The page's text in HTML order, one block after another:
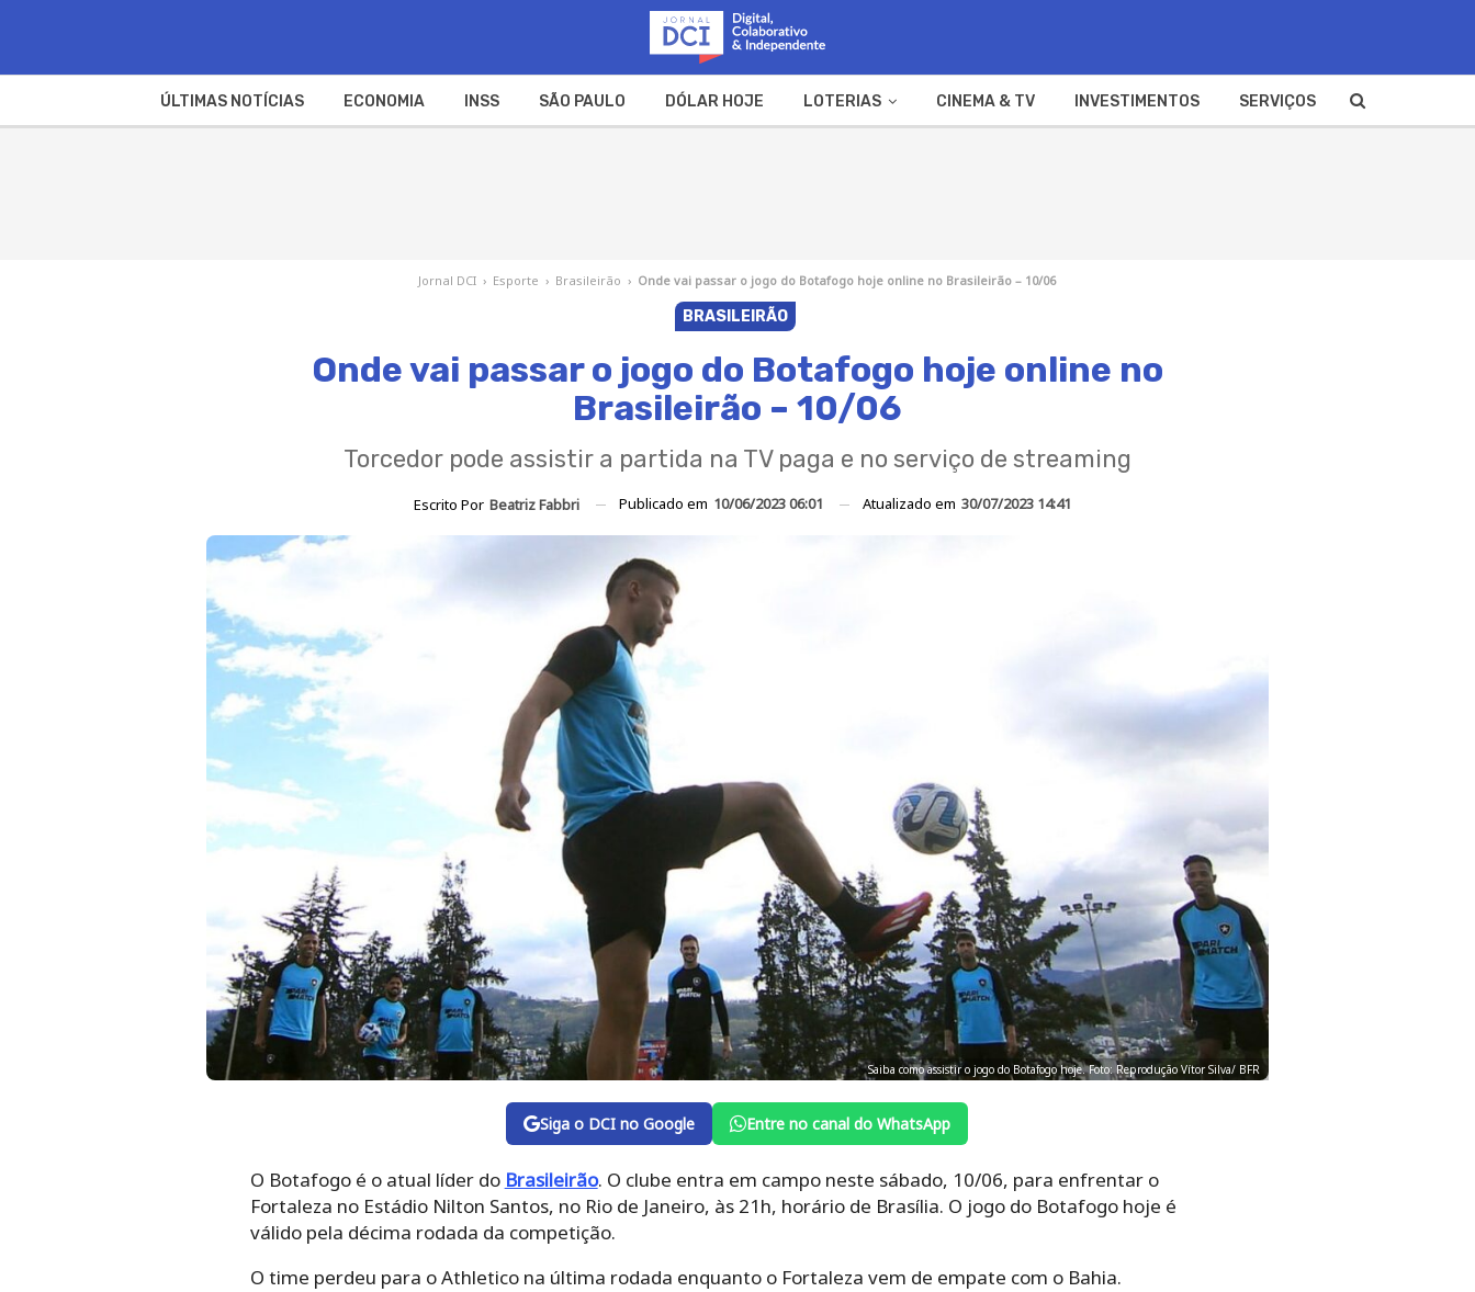
ÚLTIMAS NOTÍCIAS ECONOMIA INSS SÃO PAULO DÓLAR HOJE LOTERIAS CINEMA & TV INVESTIMENTOS SERVIÇOS
Jornal DCI › Esporte › Brasileirão › Onde vai passar o jogo do Botafogo hoje online no Brasileirão – 10/06
BRASILEIRÃO
Onde vai passar o jogo do Botafogo hoje online no
Brasileirão – 10/06
Torcedor pode assistir a partida na TV paga e no serviço de streaming
Escrito Por Beatriz Fabbri Publicado em 10/06/2023 06:01 Atualizado em 30/07/2023 14:41
Saiba como assistir o jogo do Botafogo hoje. Foto: Reprodução Vítor Silva/ BFR
Siga o DCI no Google Entre no canal do WhatsApp
O Botafogo é o atual líder do Brasileirão. O clube entra em campo neste sábado, 10/06, para enfrentar o
Fortaleza no Estádio Nilton Santos, no Rio de Janeiro, às 21h, horário de Brasília. O jogo do Botafogo hoje é
válido pela décima rodada da competição.
O time perdeu para o Athletico na última rodada enquanto o Fortaleza vem de empate com o Bahia.